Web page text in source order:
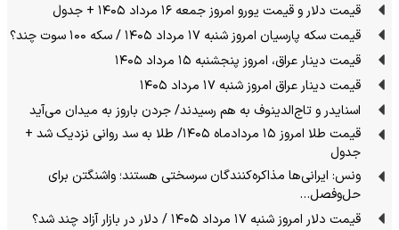
قیمت دلار و قیمت یورو امروز جمعه ۱۶ مرداد ۱۴۰۵ + جدول
قیمت سکه پارسیان امروز شنبه ۱۷ مرداد ۱۴۰۵ / سکه ۱۰۰ سوت چند؟
قیمت دینار عراق، امروز پنجشنبه ۱۵ مرداد ۱۴۰۵
قیمت دینار عراق امروز شنبه ۱۷ مرداد ۱۴۰۵
اسنایدر و تاج‌الدینوف به هم رسیدند/ جردن باروز به میدان می‌آید
قیمت طلا امروز ۱۵ مردادماه ۱۴۰۵/ طلا به سد روانی نزدیک شد +
جدول
ونس: ایرانی‌ها مذاکره‌کنندگان سرسختی هستند؛ واشنگتن برای
حل‌وفصل…
قیمت دلار امروز شنبه ۱۷ مرداد ۱۴۰۵ / دلار در بازار آزاد چند شد؟